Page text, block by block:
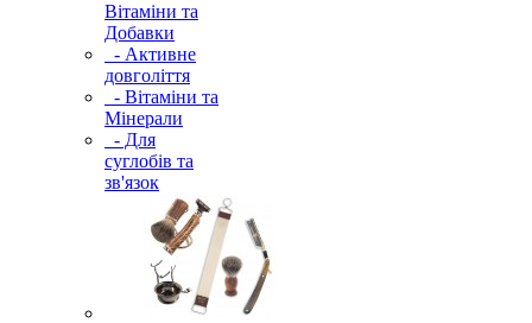
Вітаміни та
Добавки
- Активне
довголіття
- Вітаміни та
Мінерали
- Для
суглобів та
зв'язок